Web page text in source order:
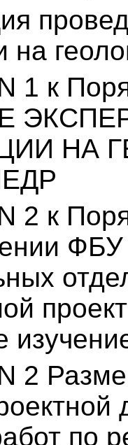
на
1 к
НА
2 к
ФБУ
2
по